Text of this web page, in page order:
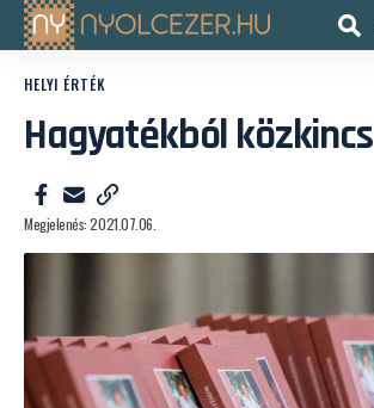
HELYI ÉRTÉK
Hagyatékból közkincs
Megjelenés: 2021.07.06.